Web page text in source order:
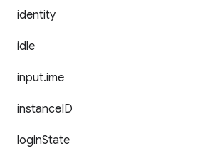
identity
idle
input.ime
instanceID
loginState